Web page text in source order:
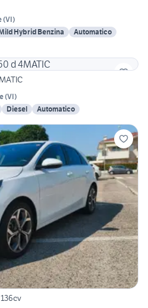
(VI)
Hybrid Benzina
Automatico
(VI)
Diesel Automatico